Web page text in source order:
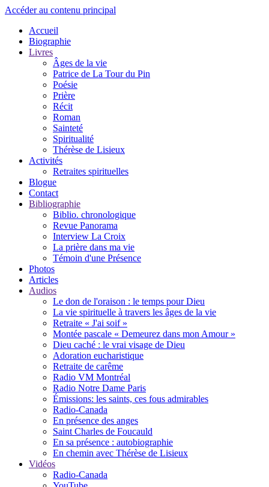
Accéder au contenu principal
Accueil
Biographie
Livres
Âges de la vie
Patrice de La Tour du Pin
Poésie
Prière
Récit
Roman
Sainteté
Spiritualité
Thérèse de Lisieux
Activités
Retraites spirituelles
Blogue
Contact
Bibliographie
Biblio. chronologique
Revue Panorama
Interview La Croix
La prière dans ma vie
Témoin d'une Présence
Photos
Articles
Audios
Le don de l'oraison : le temps pour Dieu
La vie spirituelle à travers les âges de la vie
Retraite « J'ai soif »
Montée pascale « Demeurez dans mon Amour »
Dieu caché : le vrai visage de Dieu
Adoration eucharistique
Retraite de carême
Radio VM Montréal
Radio Notre Dame Paris
Émissions: les saints, ces fous admirables
Radio-Canada
En présence des anges
Saint Charles de Foucauld
En sa présence : autobiographie
En chemin avec Thérèse de Lisieux
Vidéos
Radio-Canada